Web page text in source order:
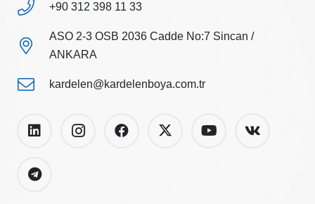
+90 312 398 11 33
ASO 2-3 OSB 2036 Cadde No:7 Sincan /
ANKARA
kardelen@kardelenboya.com.tr